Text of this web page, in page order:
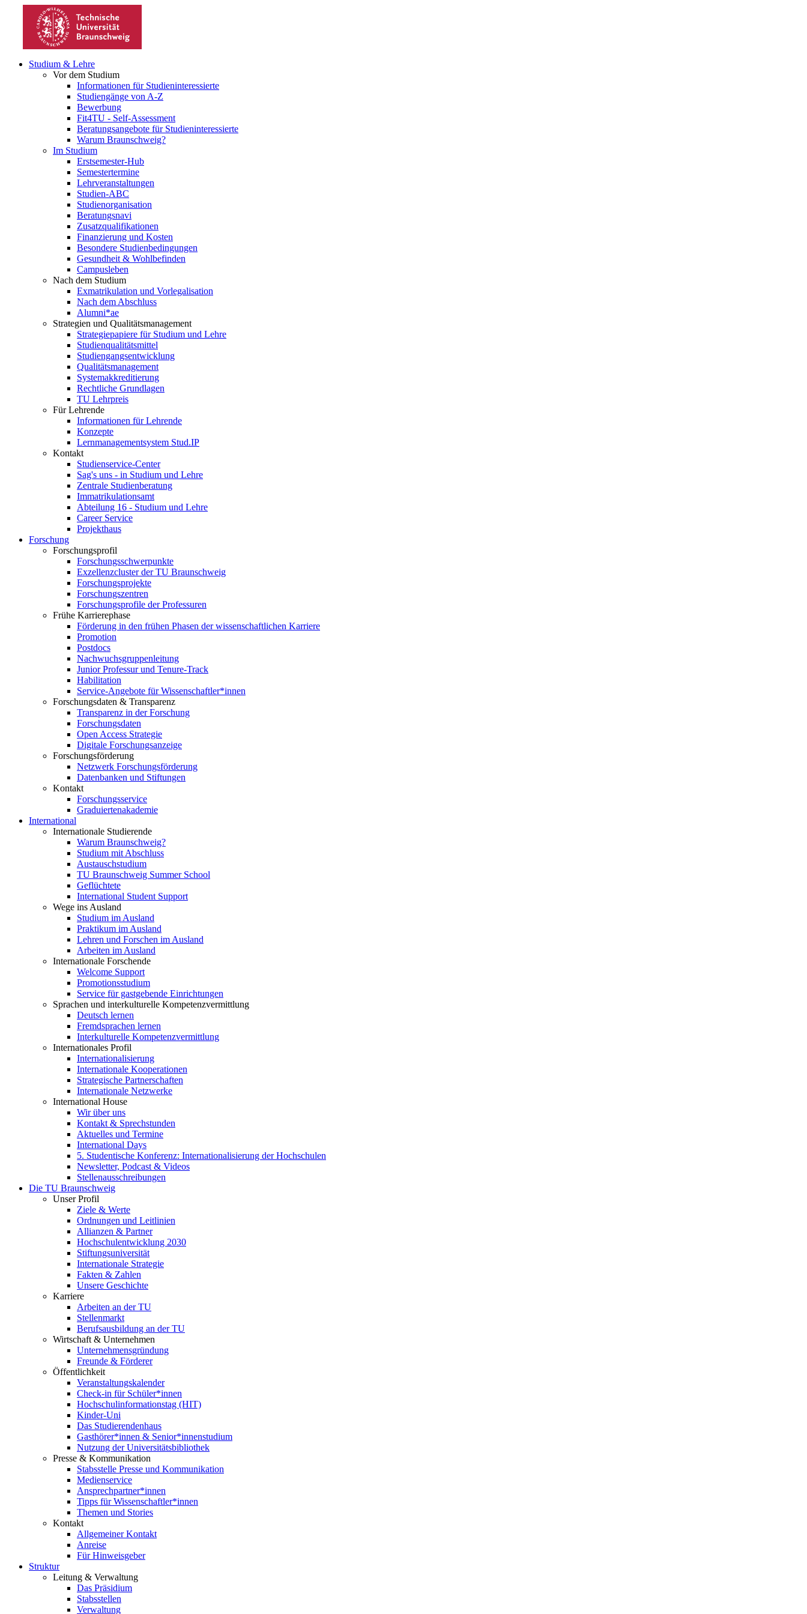
Studium & Lehre
Vor dem Studium
Informationen für Studieninteressierte
Studiengänge von A-Z
Bewerbung
Fit4TU - Self-Assessment
Beratungsangebote für Studieninteressierte
Warum Braunschweig?
Im Studium
Erstsemester-Hub
Semestertermine
Lehrveranstaltungen
Studien-ABC
Studienorganisation
Beratungsnavi
Zusatzqualifikationen
Finanzierung und Kosten
Besondere Studienbedingungen
Gesundheit & Wohlbefinden
Campusleben
Nach dem Studium
Exmatrikulation und Vorlegalisation
Nach dem Abschluss
Alumni*ae
Strategien und Qualitätsmanagement
Strategiepapiere für Studium und Lehre
Studienqualitätsmittel
Studiengangsentwicklung
Qualitätsmanagement
Systemakkreditierung
Rechtliche Grundlagen
TU Lehrpreis
Für Lehrende
Informationen für Lehrende
Konzepte
Lernmanagementsystem Stud.IP
Kontakt
Studienservice-Center
Sag's uns - in Studium und Lehre
Zentrale Studienberatung
Immatrikulationsamt
Abteilung 16 - Studium und Lehre
Career Service
Projekthaus
Forschung
Forschungsprofil
Forschungsschwerpunkte
Exzellenzcluster der TU Braunschweig
Forschungsprojekte
Forschungszentren
Forschungsprofile der Professuren
Frühe Karrierephase
Förderung in den frühen Phasen der wissenschaftlichen Karriere
Promotion
Postdocs
Nachwuchsgruppenleitung
Junior Professur und Tenure-Track
Habilitation
Service-Angebote für Wissenschaftler*innen
Forschungsdaten & Transparenz
Transparenz in der Forschung
Forschungsdaten
Open Access Strategie
Digitale Forschungsanzeige
Forschungsförderung
Netzwerk Forschungsförderung
Datenbanken und Stiftungen
Kontakt
Forschungsservice
Graduiertenakademie
International
Internationale Studierende
Warum Braunschweig?
Studium mit Abschluss
Austauschstudium
TU Braunschweig Summer School
Geflüchtete
International Student Support
Wege ins Ausland
Studium im Ausland
Praktikum im Ausland
Lehren und Forschen im Ausland
Arbeiten im Ausland
Internationale Forschende
Welcome Support
Promotionsstudium
Service für gastgebende Einrichtungen
Sprachen und interkulturelle Kompetenzvermittlung
Deutsch lernen
Fremdsprachen lernen
Interkulturelle Kompetenzvermittlung
Internationales Profil
Internationalisierung
Internationale Kooperationen
Strategische Partnerschaften
Internationale Netzwerke
International House
Wir über uns
Kontakt & Sprechstunden
Aktuelles und Termine
International Days
5. Studentische Konferenz: Internationalisierung der Hochschulen
Newsletter, Podcast & Videos
Stellenausschreibungen
Die TU Braunschweig
Unser Profil
Ziele & Werte
Ordnungen und Leitlinien
Allianzen & Partner
Hochschulentwicklung 2030
Stiftungsuniversität
Internationale Strategie
Fakten & Zahlen
Unsere Geschichte
Karriere
Arbeiten an der TU
Stellenmarkt
Berufsausbildung an der TU
Wirtschaft & Unternehmen
Unternehmensgründung
Freunde & Förderer
Öffentlichkeit
Veranstaltungskalender
Check-in für Schüler*innen
Hochschulinformationstag (HIT)
Kinder-Uni
Das Studierendenhaus
Gasthörer*innen & Senior*innenstudium
Nutzung der Universitätsbibliothek
Presse & Kommunikation
Stabsstelle Presse und Kommunikation
Medienservice
Ansprechpartner*innen
Tipps für Wissenschaftler*innen
Themen und Stories
Kontakt
Allgemeiner Kontakt
Anreise
Für Hinweisgeber
Struktur
Leitung & Verwaltung
Das Präsidium
Stabsstellen
Verwaltung